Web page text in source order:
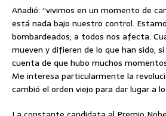
Añadió: “vivimos en un momento de
está nada bajo nuestro control.
bombardeados; a todos nos afecta.
mueven y difieren de lo que han sido,
cuenta de que hubo muchos
Me interesa particularmente la
cambió el orden viejo para dar lugar a